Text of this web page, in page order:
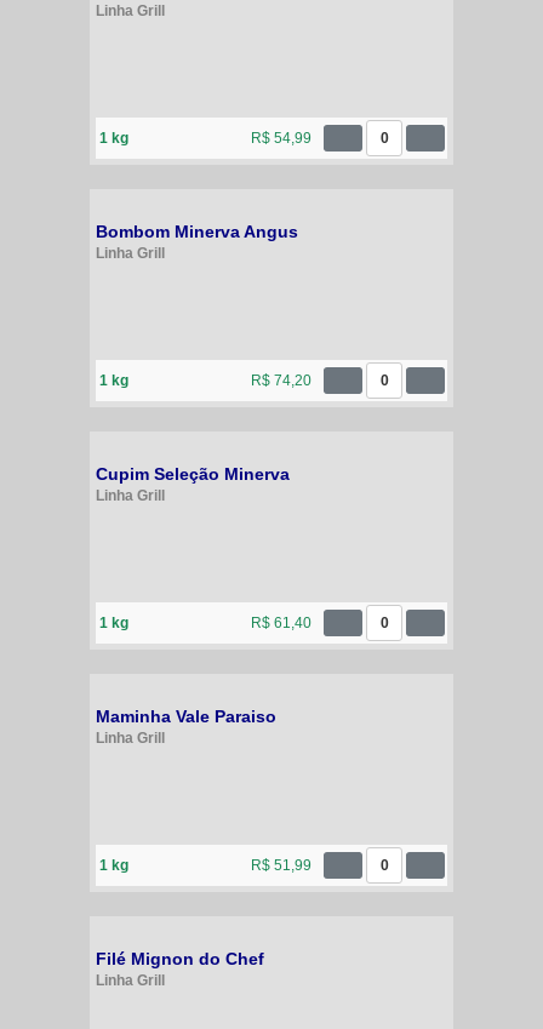
Linha Grill
1 kg R$ 54,99 0
Bombom Minerva Angus
Linha Grill
1 kg R$ 74,20 0
Cupim Seleção Minerva
Linha Grill
1 kg R$ 61,40 0
Maminha Vale Paraiso
Linha Grill
1 kg R$ 51,99 0
Filé Mignon do Chef
Linha Grill